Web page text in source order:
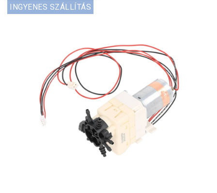
INGYENES SZÁLLÍTÁS